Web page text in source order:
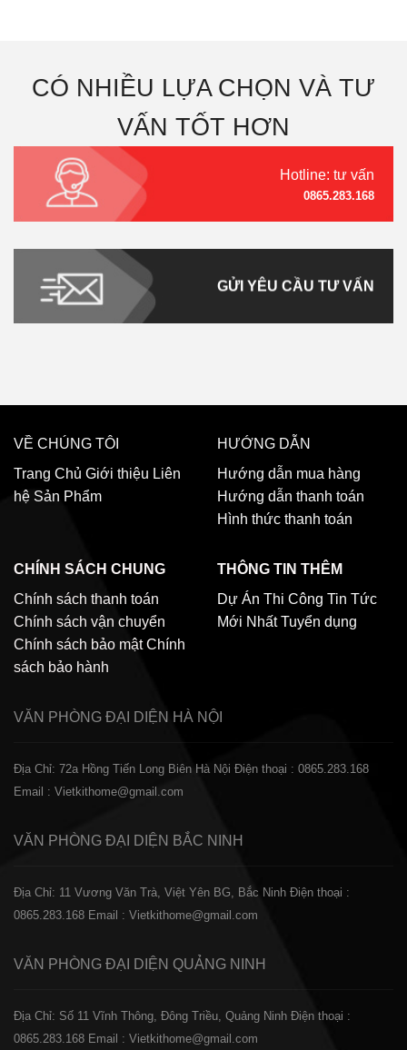
CÓ NHIỀU LỰA CHỌN VÀ TƯ
VẤN TỐT HƠN
Hotline: tư vấn
0865.283.168
GỬI YÊU CẦU TƯ VẤN
VỀ CHÚNG TÔI
Trang Chủ Giới thiệu Liên
hệ Sản Phẩm
HƯỚNG DẪN
Hướng dẫn mua hàng
Hướng dẫn thanh toán
Hình thức thanh toán
CHÍNH SÁCH CHUNG
Chính sách thanh toán
Chính sách vận chuyển
Chính sách bảo mật Chính
sách bảo hành
THÔNG TIN THÊM
Dự Án Thi Công Tin Tức
Mới Nhất Tuyển dụng
VĂN PHÒNG ĐẠI DIỆN HÀ NỘI
Địa Chỉ: 72a Hồng Tiến Long Biên Hà Nội Điện thoại : 0865.283.168
Email : Vietkithome@gmail.com
VĂN PHÒNG ĐẠI DIỆN BẮC NINH
Địa Chỉ: 11 Vương Văn Trà, Việt Yên BG, Bắc Ninh Điện thoại :
0865.283.168 Email : Vietkithome@gmail.com
VĂN PHÒNG ĐẠI DIỆN QUẢNG NINH
Địa Chỉ: Số 11 Vĩnh Thông, Đông Triều, Quảng Ninh Điện thoại :
0865.283.168 Email : Vietkithome@gmail.com